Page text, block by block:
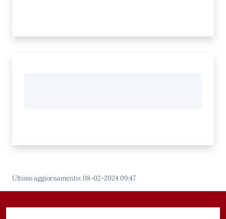
Ultimo aggiornamento:08-02-2024 09:47